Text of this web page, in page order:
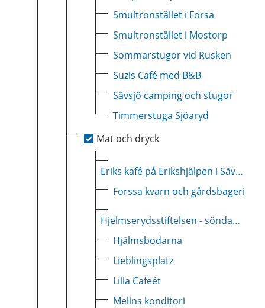
Smultronstället i Forsa
Smultronstället i Mostorp
Sommarstugor vid Rusken
Suzis Café med B&B
Sävsjö camping och stugor
Timmerstuga Sjöaryd
Mat och dryck
Eriks kafé på Erikshjälpen i Sävsjö
Forssa kvarn och gårdsbageri
Hjelmserydsstiftelsen - söndagsmiddag och afternoon tea
Hjälmsbodarna
Lieblingsplatz
Lilla Cafeét
Melins konditori